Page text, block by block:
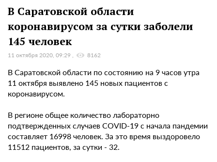
В Саратовской области
коронавирусом за сутки заболели
145 человек
11 октября 2020, 09:29 8162
В Саратовской области по состоянию на 9 часов утра
11 октября выявлено 145 новых пациентов с
коронавирусом.
В регионе общее количество лабораторно
подтвержденных случаев COVID-19 с начала пандемии
составляет 16998 человек. За это время выздоровело
11512 пациентов, за сутки - 32.